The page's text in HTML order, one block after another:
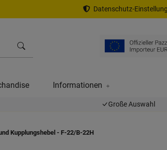
Datenschutz-
Informationen
Große Auswahl
Kupplungshebel - F-22/B-22H